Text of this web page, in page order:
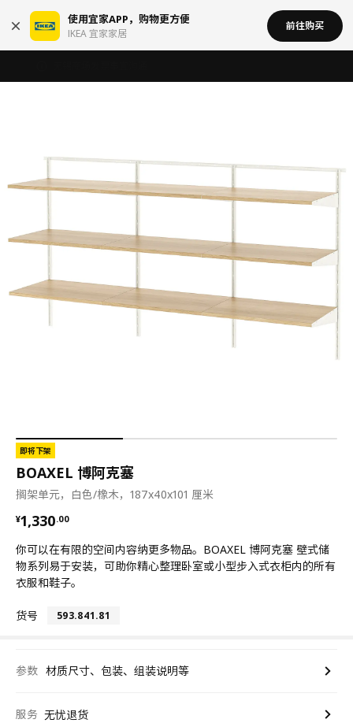
使用宜家APP，购物更方便
IKEA 宜家家居
前往购买
即将下架
BOAXEL 博阿克塞
搁架单元，白色/橡木，187x40x101 厘米
¥1,330.00
¥ 1330.00
你可以在有限的空间内容纳更多物品。BOAXEL 博阿克塞 壁式储
物系列易于安装，可助你精心整理卧室或小型步入式衣柜内的所有
衣服和鞋子。
货号 593.841.81
参数 材质尺寸、包装、组装说明等
服务 无忧退货